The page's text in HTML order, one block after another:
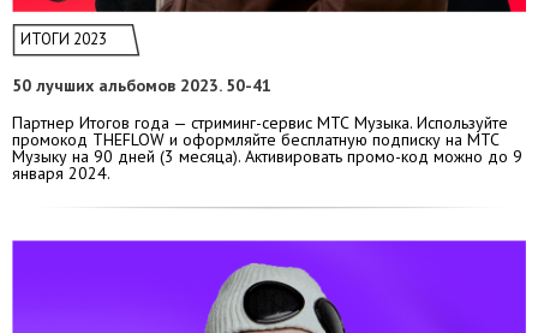
ИТОГИ 2023
50 лучших альбомов 2023. 50-41
Партнер Итогов года — стриминг-сервис МТС Музыка. Используйте
промокод THEFLOW и оформляйте бесплатную подписку на МТС
Музыку на 90 дней (3 месяца). Активировать промо-код можно до 9
января 2024.